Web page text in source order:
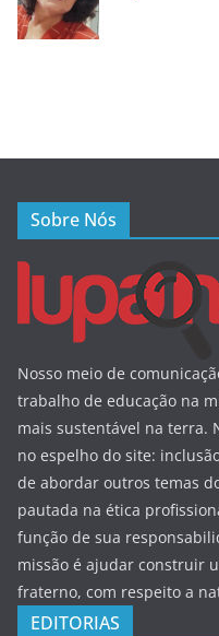
Sobre Nós
Nosso meio de
trabalho de educação na
mais sustentável na terra.
no espelho do site:
de abordar outros temas
pautada na ética
função de sua
missão é ajudar construir
fraterno, com respeito a
EDITORIAS